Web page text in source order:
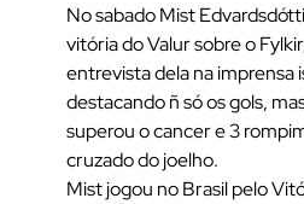
No sabado Mist
vitória do Valur sobre o
entrevista dela na imprensa
destacando ñ só os gols,
superou o cancer e 3
cruzado do joelho.
Mist jogou no Brasil pelo